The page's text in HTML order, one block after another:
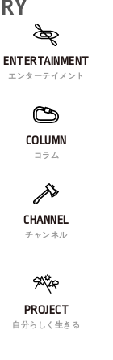
ENTERTAINMENT
エンターテイメント
COLUMN
コラム
CHANNEL
チャンネル
PROJECT
自分らしく生きる